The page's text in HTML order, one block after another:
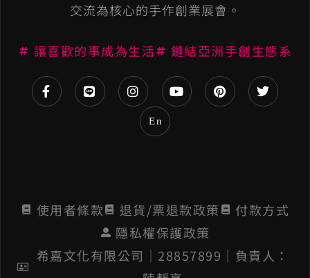
交流為核心的手作創業展會。
讓喜歡的事成為生活 鏈結亞洲手創生態系
En
使用者條款 退貨/票退款政策
付款方式
隱私權保護政策
希嘉文化有限公司│28857899│負責人：
i